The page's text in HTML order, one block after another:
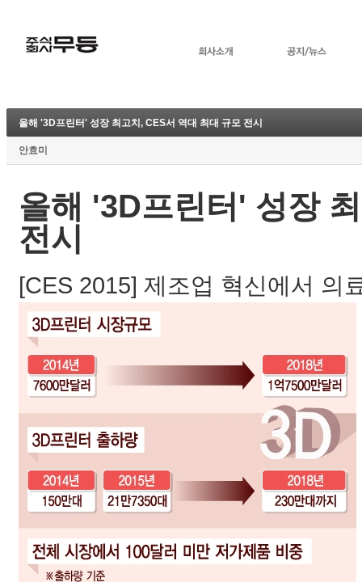
올해 '3D프린터' 성장 최고치, CES서 역대 최대 규모 전시
안효미
올해 '3D프린터' 성장
전시
[CES 2015] 제조업 혁신에서 의